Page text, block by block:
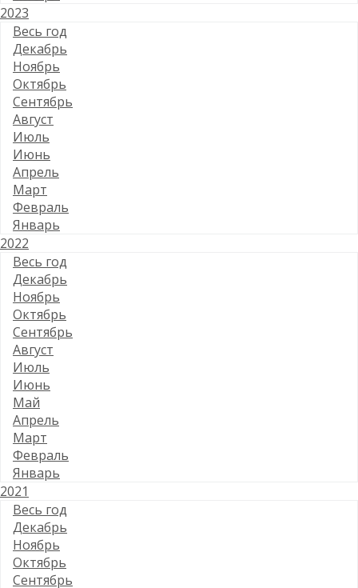
2023
Весь год
Декабрь
Ноябрь
Октябрь
Сентябрь
Август
Июль
Июнь
Апрель
Март
Февраль
Январь
2022
Весь год
Декабрь
Ноябрь
Октябрь
Сентябрь
Август
Июль
Июнь
Май
Апрель
Март
Февраль
Январь
2021
Весь год
Декабрь
Ноябрь
Октябрь
Сентябрь